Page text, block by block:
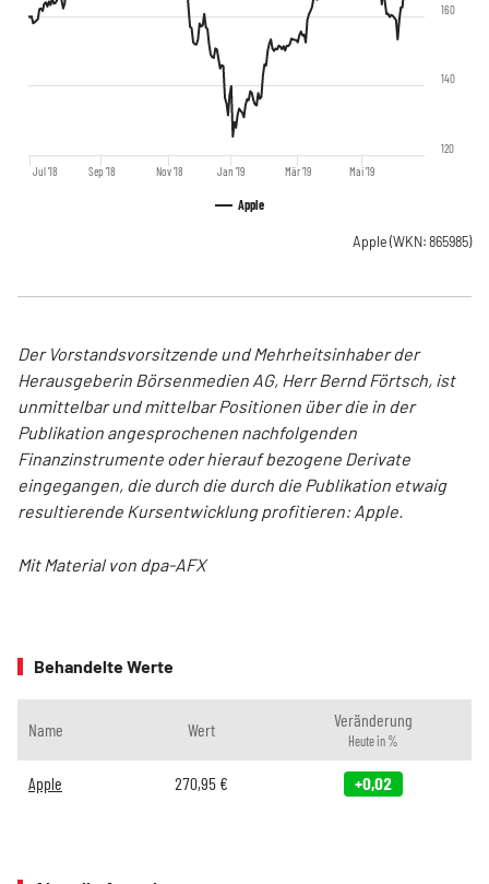
Apple
Jul '18 Sep '18 Nov '18 Jan '19 Mär '19 Mai '19
120
140
160
Apple (WKN: 865985)
Der Vorstandsvorsitzende und Mehrheitsinhaber der
Herausgeberin Börsenmedien AG, Herr Bernd Förtsch, ist
unmittelbar und mittelbar Positionen über die in der
Publikation angesprochenen nachfolgenden
Finanzinstrumente oder hierauf bezogene Derivate
eingegangen, die durch die durch die Publikation etwaig
resultierende Kursentwicklung profitieren: Apple.
Mit Material von dpa-AFX
Behandelte Werte
Name Wert Veränderung
Heute in %
Apple 270,95 € +0,02